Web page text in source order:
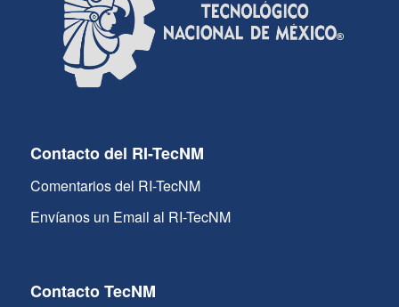
Contacto del RI-TecNM
Comentarios del RI-TecNM
Envíanos un Email al RI-TecNM
Contacto TecNM